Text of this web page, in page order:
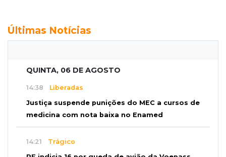
Últimas Notícias
QUINTA, 06 DE AGOSTO
14:38 Liberadas
Justiça suspende punições do MEC a cursos de
medicina com nota baixa no Enamed
14:21 Trágico